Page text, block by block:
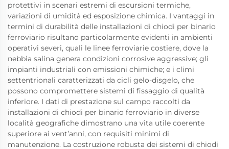
protettivi in scenari estremi di escursioni termiche,
variazioni di umidità ed esposizione chimica. I vantaggi in
termini di durabilità delle installazioni di chiodi per binario
ferroviario risultano particolarmente evidenti in ambienti
operativi severi, quali le linee ferroviarie costiere, dove la
nebbia salina genera condizioni corrosive aggressive; gli
impianti industriali con emissioni chimiche; e i climi
settentrionali caratterizzati da cicli gelo-disgelo, che
possono compromettere sistemi di fissaggio di qualità
inferiore. I dati di prestazione sul campo raccolti da
installazioni di chiodi per binario ferroviario in diverse
località geografiche dimostrano una vita utile coerente
superiore ai vent’anni, con requisiti minimi di
manutenzione. La costruzione robusta dei sistemi di chiodi